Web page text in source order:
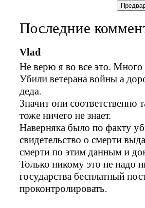
Последние
Vlad
Не верю я во все это. Много
Убили ветерана войны а
деда.
Значит они соответственно
тоже ничего не знает.
Наверняка было по факту
свидетельство о смерти
смерти по этим данным и
Только никому это не надо
государства бесплатный
проконтролировать.